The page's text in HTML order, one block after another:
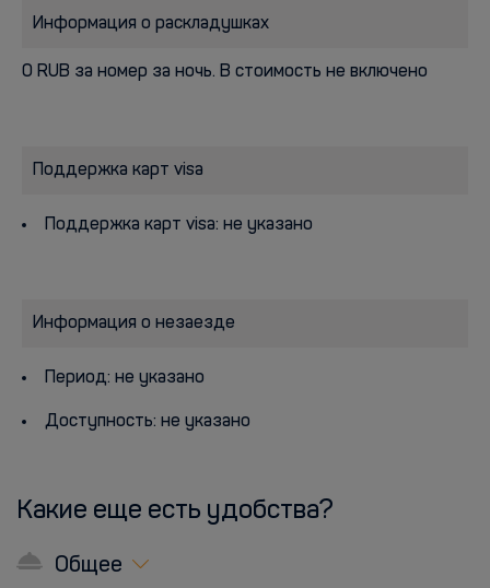
Информация о раскладушках
0 RUB за номер за ночь. В стоимость не включено
Поддержка карт visa
Поддержка карт visa: не указано
Информация о незаезде
Период: не указано
Доступность: не указано
Какие еще есть удобства?
Общее